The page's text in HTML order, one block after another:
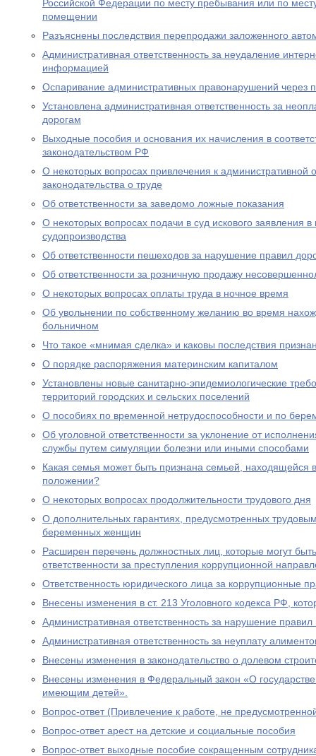
Российской Федерации по месту пребывания или по
помещении
Разъяснены последствия перепродажи заложенного
Административная ответственность за неудаление
информацией
Оспаривание административных правонарушений через
Установлена административная ответственность за
дорогам
Выходные пособия и основания их начисления в
законодательством РФ
О некоторых вопросах привлечения к административной
законодательства о труде
Об ответственности за заведомо ложные показания
О некоторых вопросах подачи в суд искового заявления в
судопроизводства
Об ответственности пешеходов за нарушение правил
Об ответственности за розничную продажу
О некоторых вопросах оплаты труда в ночное время
Об увольнении по собственному желанию во время
больничном
Что такое «мнимая сделка» и каковы последствия
О порядке распоряжения материнским капиталом
Установлены новые санитарно-эпидемиологические
территорий городских и сельских поселений
О пособиях по временной нетрудоспособности и по
Об уголовной ответственности за уклонение от
службы путем симуляции болезни или иными способами
Какая семья может быть признана семьей, находящейся
положении?
О некоторых вопросах продолжительности трудового дня
О дополнительных гарантиях, предусмотренных
беременных женщин
Расширен перечень должностных лиц, которые могут
ответственности за преступления коррупционной
Ответственность юридического лица за коррупционные
Внесены изменения в ст. 213 Уголовного кодекса РФ,
Административная ответственность за нарушение
Административная ответственность за неуплату
Внесены изменения в законодательство о долевом
Внесены изменения в Федеральный закон «О
имеющим детей».
Вопрос-ответ (Привлечение к работе, не
Вопрос-ответ арест на детские и социальные пособия
Вопрос-ответ выходные пособие сокращенным